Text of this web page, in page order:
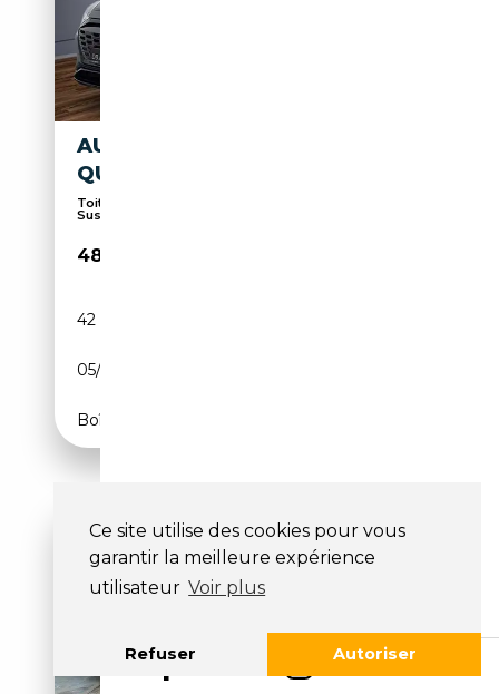
Ce site utilise des cookies pour vous
garantir la meilleure expérience
utilisateur Voir plus
Refuser Autoriser
AUDI Q8 E-TRON 50 S LINE
QUATTRO
Toit panoramique, Affichage tête haute,
Suspension...
48 750€
42 924 km
05/2024
Boîte automatique